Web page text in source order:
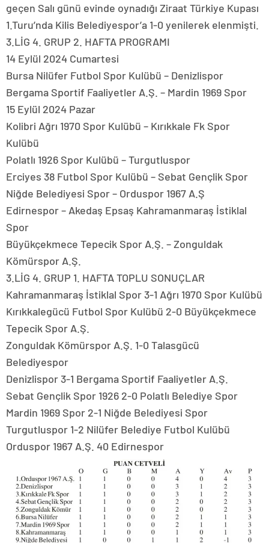
geçen Salı günü evinde oynadığı Ziraat Türkiye Kupası
1.Turu’nda Kilis Belediyespor’a 1-0 yenilerek elenmişti.
3.LİG 4. GRUP 2. HAFTA PROGRAMI
14 Eylül 2024 Cumartesi
Bursa Nilüfer Futbol Spor Kulübü – Denizlispor
Bergama Sportif Faaliyetler A.Ş. – Mardin 1969 Spor
15 Eylül 2024 Pazar
Kolibri Ağrı 1970 Spor Kulübü – Kırıkkale Fk Spor
Kulübü
Polatlı 1926 Spor Kulübü – Turgutluspor
Erciyes 38 Futbol Spor Kulübü – Sebat Gençlik Spor
Niğde Belediyesi Spor – Orduspor 1967 A.Ş
Edirnespor – Akedaş Epsaş Kahramanmaraş İstiklal
Spor
Büyükçekmece Tepecik Spor A.Ş. – Zonguldak
Kömürspor A.Ş.
3.LİG 4. GRUP 1. HAFTA TOPLU SONUÇLAR
Kahramanmaraş İstiklal Spor 3-1 Ağrı 1970 Spor Kulübü
Kırıkkalegücü Futbol Spor Kulübü 2-0 Büyükçekmece
Tepecik Spor A.Ş.
Zonguldak Kömürspor A.Ş. 1-0 Talasgücü
Belediyespor
Denizlispor 3-1 Bergama Sportif Faaliyetler A.Ş.
Sebat Gençlik Spor 1926 2-0 Polatlı Belediye Spor
Mardin 1969 Spor 2-1 Niğde Belediyesi Spor
Turgutluspor 1-2 Nilüfer Belediye Futbol Kulübü
Orduspor 1967 A.Ş. 40 Edirnespor